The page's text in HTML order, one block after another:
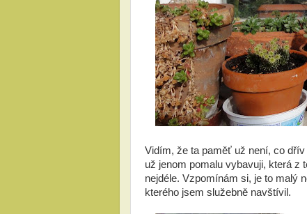
Vidím, že ta paměť už není, co
už jenom pomalu vybavuji, která z
nejdéle. Vzpomínám si, je to malý
kterého jsem služebně navštívil.